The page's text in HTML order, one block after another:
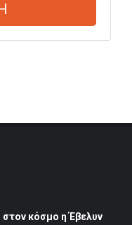
κόσμο η Έβελυν